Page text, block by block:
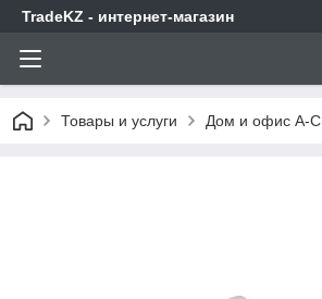
TradeKZ - интернет-магазин
Товары и услуги Дом и офис A-C